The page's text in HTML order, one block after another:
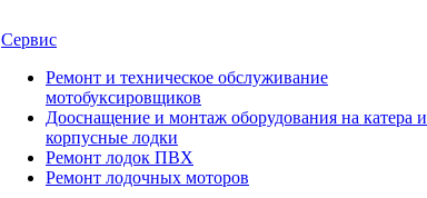
Сервис
Ремонт и техническое обслуживание
мотобуксировщиков
Дооснащение и монтаж оборудования на катера и
корпусные лодки
Ремонт лодок ПВХ
Ремонт лодочных моторов